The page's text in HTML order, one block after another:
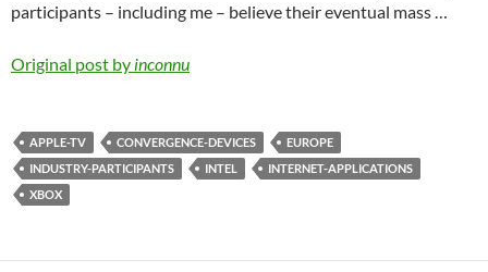
participants – including me – believe their eventual mass …
Original post by inconnu
APPLE-TV CONVERGENCE-DEVICES
EUROPE
INDUSTRY-PARTICIPANTS
INTEL
INTERNET-APPLICATIONS
XBOX